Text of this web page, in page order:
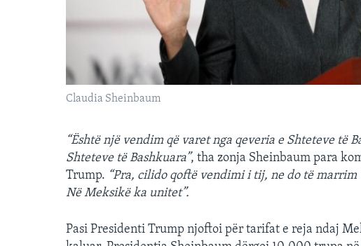
Claudia Sheinbaum
“Është një vendim që varet nga qeveria e Shteteve të
Shteteve të Bashkuara”, tha zonja Sheinbaum para
Trump. “Pra, cilido qoftë vendimi i tij, ne do të
Në Meksikë ka unitet”.
Pasi Presidenti Trump njoftoi për tarifat e reja ndaj